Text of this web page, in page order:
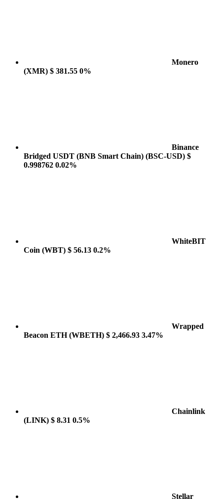
Monero
(XMR) $ 381.55 0%
Binance
Bridged USDT (BNB Smart Chain) (BSC-USD) $
0.998762 0.02%
WhiteBIT
Coin (WBT) $ 56.13 0.2%
Wrapped
Beacon ETH(WBETH) $ 2,466.93 3.47%
Chainlink
(LINK) $ 8.31 0.5%
Stellar